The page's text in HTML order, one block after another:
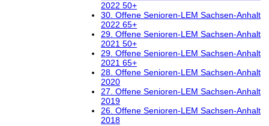
2022 50+
30. Offene Senioren-LEM Sachsen-Anhalt
2022 65+
29. Offene Senioren-LEM Sachsen-Anhalt
2021 50+
29. Offene Senioren-LEM Sachsen-Anhalt
2021 65+
28. Offene Senioren-LEM Sachsen-Anhalt
2020
27. Offene Senioren-LEM Sachsen-Anhalt
2019
26. Offene Senioren-LEM Sachsen-Anhalt
2018